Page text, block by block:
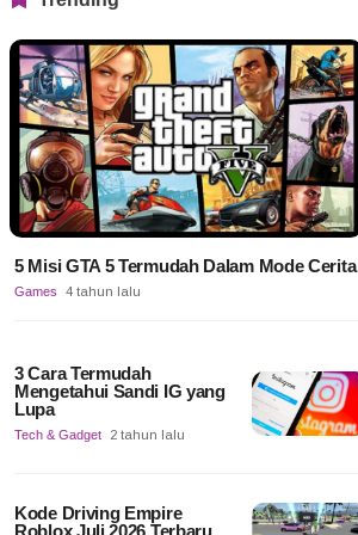
5 Misi GTA 5 Termudah Dalam Mode Cerita
Games 4 tahun lalu
3 Cara Termudah
Mengetahui Sandi IG yang
Lupa
Tech & Gadget 2 tahun lalu
Kode Driving Empire
Roblox Juli 2026 Terbaru